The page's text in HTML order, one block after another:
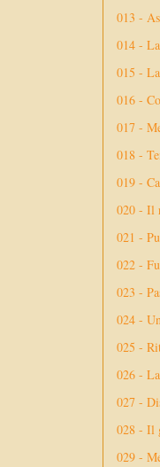
013 -
014 -
015 -
016 -
017 -
018 -
019 -
020 - Il
021 -
022 -
023 -
024 -
025 -
026 -
027 -
028 - Il
029 -